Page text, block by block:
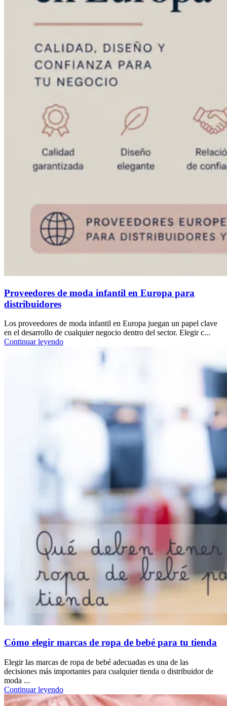
Proveedores de moda infantil en Europa para
distribuidores
Los proveedores de moda infantil en Europa juegan un papel clave
en el desarrollo de cualquier negocio dentro del sector. Elegir c...
Continuar leyendo
Cómo elegir marcas de ropa de bebé para tu tienda
Elegir las marcas de ropa de bebé adecuadas es una de las
decisiones más importantes para cualquier tienda o distribuidor de
moda ...
Continuar leyendo